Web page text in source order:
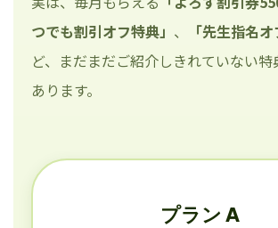
つでも割引オフ特典」 、 「先生指名オ
ど、まだまだご紹介しきれていない
あります。
プラン A